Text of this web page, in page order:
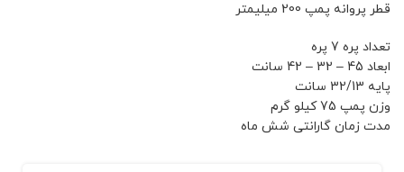
قطر پروانه پمپ 200 میلیمتر
تعداد پره 7 پره
ابعاد 45 – 32 – 42 سانت
پایه 32/13 سانت
وزن پمپ 75 کیلو گرم
مدت زمان گارانتی شش ماه